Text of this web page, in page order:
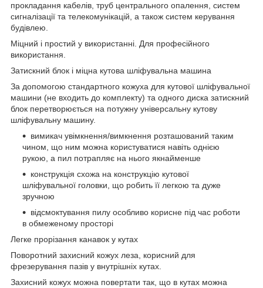
прокладання кабелів, труб центрального опалення, систем
сигналізації та телекомунікацій, а також систем керування
будівлею.
Міцний і простий у використанні. Для професійного
використання.
Затискний блок і міцна кутова шліфувальна машина
За допомогою стандартного кожуха для кутової шліфувальної
машини (не входить до комплекту) та одного диска затискний
блок перетворюється на потужну універсальну кутову
шліфувальну машину.
вимикач увімкнення/вимкнення розташований таким
чином, що ним можна користуватися навіть однією
рукою, а пил потрапляє на нього якнайменше
конструкція схожа на конструкцію кутової
шліфувальної головки, що робить її легкою та дуже
зручною
відсмоктування пилу особливо корисне під час роботи
в обмеженому просторі
Легке прорізання канавок у кутах
Поворотний захисний кожух леза, корисний для
фрезерування пазів у внутрішніх кутах.
Захисний кожух можна повертати так, що в кутах можна